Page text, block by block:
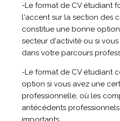
-Le format de CV étudiant
l'accent sur la section des
constitue une bonne
secteur d'activité ou si
dans votre parcours
-Le format de CV étudiant
option si vous avez une
professionnelle, où les
antécédents